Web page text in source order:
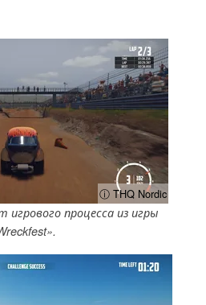
ⓘ THQ Nordic
процесса из игры